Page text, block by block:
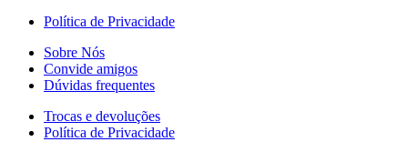
Política de Privacidade
Sobre Nós
Convide amigos
Dúvidas frequentes
Trocas e devoluções
Política de Privacidade